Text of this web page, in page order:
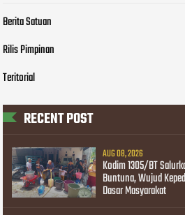
Berita Satuan
Rilis Pimpinan
Teritorial
RECENT POST
AUG 08, 2026
Kodim 1305/BT
Buntuna, Wujud
Dasar Masyarakat